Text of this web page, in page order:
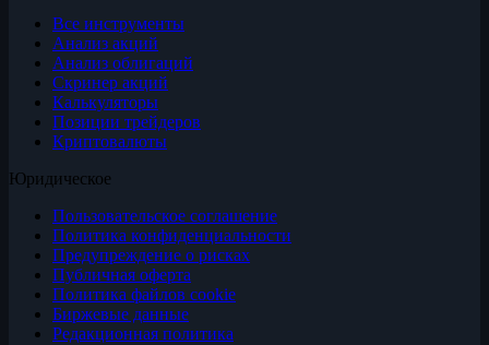
Все инструменты
Анализ акций
Анализ облигаций
Скринер акций
Калькуляторы
Позиции трейдеров
Криптовалюты
Юридическое
Пользовательское соглашение
Политика конфиденциальности
Предупреждение о рисках
Публичная оферта
Политика файлов cookie
Биржевые данные
Редакционная политика